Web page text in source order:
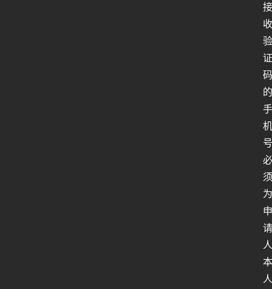
接
收
验
证
码
的
手
机
号
必
须
为
申
请
人
本
人